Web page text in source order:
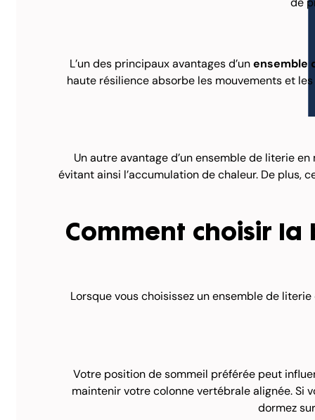
L’un des principaux avantages d’unensemble
haute résilience absorbe les mouvements et
Un autre avantage d’un ensemble de literie
évitant ainsi l’accumulation de chaleur. De plus,
Comment choisir
Lorsque vous choisissez un ensemble de
Votre position de sommeil préférée peut
maintenir votre colonne vertébrale alignée. Si
dormez